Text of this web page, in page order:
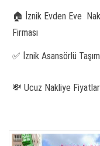
🏠 İznik Evden Eve
Firması
✅ İznik Asansörlü
💸 Ucuz Nakliye